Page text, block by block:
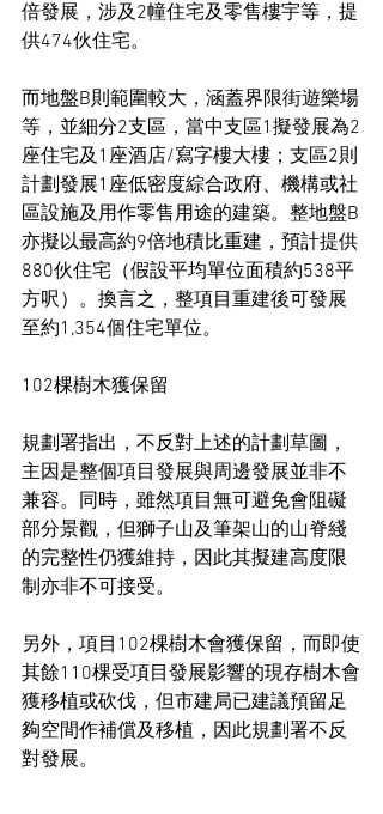
倍發展，涉及2幢住宅及零售樓宇等，提
供474伙住宅。
而地盤B則範圍較大，涵蓋界限街遊樂場
等，並細分2支區，當中支區1擬發展為2
座住宅及1座酒店/寫字樓大樓；支區2則
計劃發展1座低密度綜合政府、機構或社
區設施及用作零售用途的建築。整地盤B
亦擬以最高約9倍地積比重建，預計提供
880伙住宅（假設平均單位面積約538平
方呎）。換言之，整項目重建後可發展
至約1,354個住宅單位。
102棵樹木獲保留
規劃署指出，不反對上述的計劃草圖，
主因是整個項目發展與周邊發展並非不
兼容。同時，雖然項目無可避免會阻礙
部分景觀，但獅子山及筆架山的山脊綫
的完整性仍獲維持，因此其擬建高度限
制亦非不可接受。
另外，項目102棵樹木會獲保留，而即使
其餘110棵受項目發展影響的現存樹木會
獲移植或砍伐，但市建局已建議預留足
夠空間作補償及移植，因此規劃署不反
對發展。